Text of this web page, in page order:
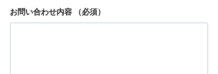
お問い合わせ内容 （必須）